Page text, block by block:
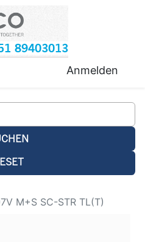
89403013
Anmelden
M+S SC-STR TL(T)